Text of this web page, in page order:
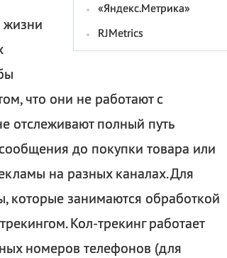
«Яндекс.Метрика»
RJMetrics
жизни
что они не работают с
отслеживают полный путь
до покупки товара или
на разных каналах. Для
которые занимаются обработкой
Кол-трекинг работает
номеров телефонов (для